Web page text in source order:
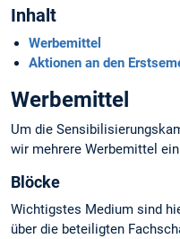
Inhalt
Werbemittel
Aktionen an den
Werbemittel
Um die
wir mehrere Werbemittel
Blöcke
Wichtigstes Medium sind
über die beteiligten